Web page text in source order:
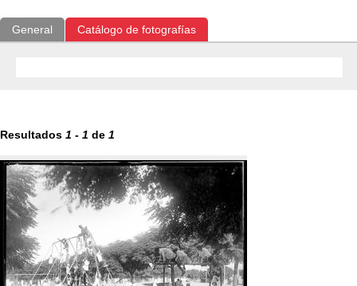
General Catálogo de fotografías
Resultados 1 - 1 de 1